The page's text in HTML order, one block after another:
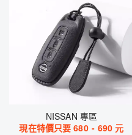
NISSAN 專區
現在特價只要680 - 690 元